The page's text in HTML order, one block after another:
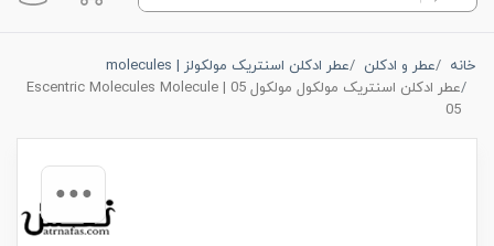
خانه عطر و ادکلن
عطر ادکلن اسنتریک مولکولز | molecules
عطر ادکلن اسنتریک مولکول مولکول 05 | Escentric Molecules Molecule
05